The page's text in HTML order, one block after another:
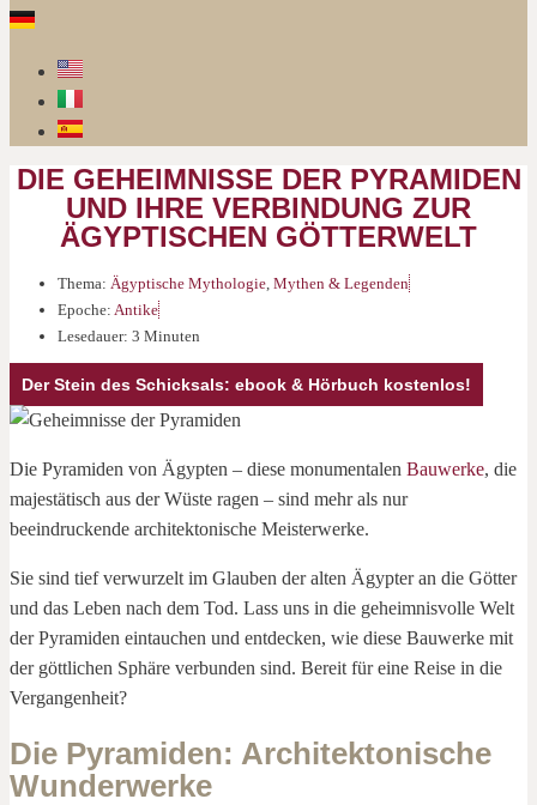
DIE GEHEIMNISSE DER PYRAMIDEN
UND IHRE VERBINDUNG ZUR
ÄGYPTISCHEN GÖTTERWELT
Thema: Ägyptische Mythologie, Mythen & Legenden
Epoche: Antike
Lesedauer: 3 Minuten
Der Stein des Schicksals: ebook & Hörbuch kostenlos!
Die Pyramiden von Ägypten – diese monumentalen Bauwerke, die
majestätisch aus der Wüste ragen – sind mehr als nur
beeindruckende architektonische Meisterwerke.
Sie sind tief verwurzelt im Glauben der alten Ägypter an die Götter
und das Leben nach dem Tod. Lass uns in die geheimnisvolle Welt
der Pyramiden eintauchen und entdecken, wie diese Bauwerke mit
der göttlichen Sphäre verbunden sind. Bereit für eine Reise in die
Vergangenheit?
Die Pyramiden: Architektonische
Wunderwerke